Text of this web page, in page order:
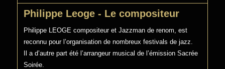
Philippe Leoge - Le compositeur
Philippe LEOGE compositeur et Jazzman de renom, est
reconnu pour l’organisation de nombreux festivals de jazz.
Il a d’autre part été l’arrangeur musical de l’émission Sacrée
Soirée.